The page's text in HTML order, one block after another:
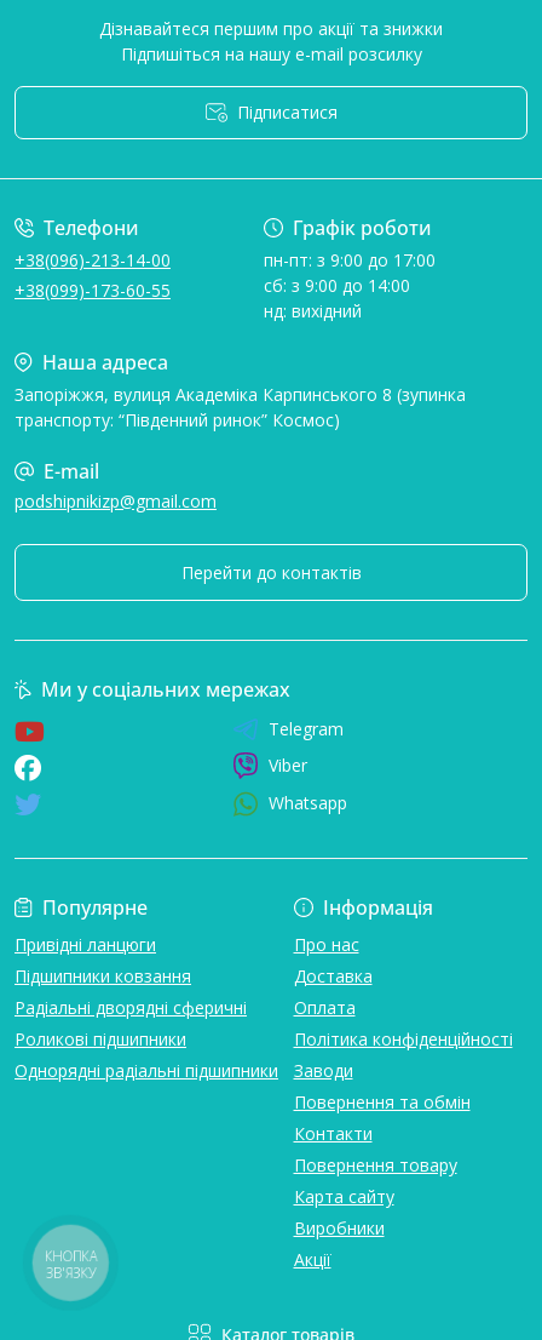
Дізнавайтеся першим про акції та знижки
Підпишіться на нашу e-mail розсилку
Підписатися
Телефони
+38(096)-213-14-00
+38(099)-173-60-55
Графік роботи
пн-пт: з 9:00 до 17:00
сб: з 9:00 до 14:00
нд: вихідний
Наша адреса
Запоріжжя, вулиця Академіка Карпинського 8 (зупинка
транспорту: “Південний ринок” Космос)
E-mail
podshipnikizp@gmail.com
Перейти до контактів
Популярне
Привідні ланцюги
Підшипники ковзання
Радіальні дворядні сферичні
Роликові підшипники
Однорядні радіальні підшипники
Інформація
Про нас
Доставка
Оплата
Політика конфіденційності
Заводи
Повернення та обмін
Контакти
Повернення товару
Карта сайту
Виробники
Акції
Каталог товарів
Ми у соціальних мережах
Telegram
Viber
Whatsapp
КНОПКА
ЗВ'ЯЗКУ